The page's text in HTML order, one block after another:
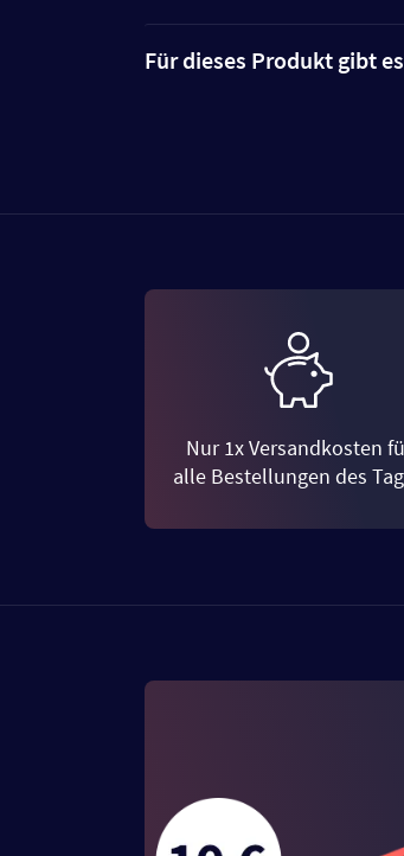
Für dieses Produkt gibt
Nur 1x Versandkosten
alle Bestellungen des